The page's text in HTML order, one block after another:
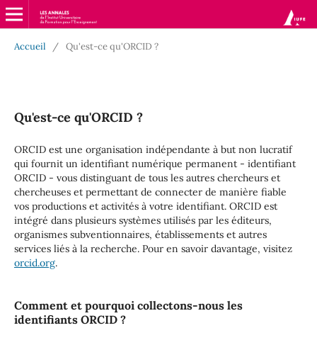
Accueil / Qu'est-ce qu'ORCID ?
Qu'est-ce qu'ORCID ?
ORCID est une organisation indépendante à but non lucratif
qui fournit un identifiant numérique permanent - identifiant
ORCID - vous distinguant de tous les autres chercheurs et
chercheuses et permettant de connecter de manière fiable
vos productions et activités à votre identifiant. ORCID est
intégré dans plusieurs systèmes utilisés par les éditeurs,
organismes subventionnaires, établissements et autres
services liés à la recherche. Pour en savoir davantage, visitez
orcid.org.
Comment et pourquoi collectons-nous les
identifiants ORCID ?